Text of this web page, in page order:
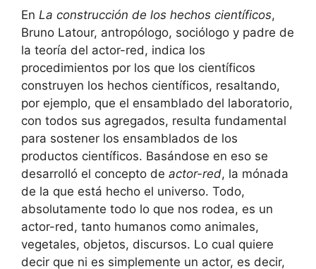
En La construcción de los hechos científicos,
Bruno Latour, antropólogo, sociólogo y padre de
la teoría del actor-red, indica los
procedimientos por los que los científicos
construyen los hechos científicos, resaltando,
por ejemplo, que el ensamblado del laboratorio,
con todos sus agregados, resulta fundamental
para sostener los ensamblados de los
productos científicos. Basándose en eso se
desarrolló el concepto de actor-red, la mónada
de la que está hecho el universo. Todo,
absolutamente todo lo que nos rodea, es un
actor-red, tanto humanos como animales,
vegetales, objetos, discursos. Lo cual quiere
decir que ni es simplemente un actor, es decir,